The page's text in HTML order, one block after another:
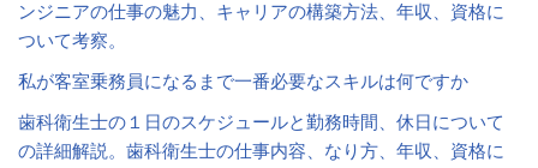
ンジニアの仕事の魅力、キャリアの構築方法、年収、資格に
ついて考察。
私が客室乗務員になるまで一番必要なスキルは何ですか
歯科衛生士の１日のスケジュールと勤務時間、休日について
の詳細解説。歯科衛生士の仕事内容、なり方、年収、資格に